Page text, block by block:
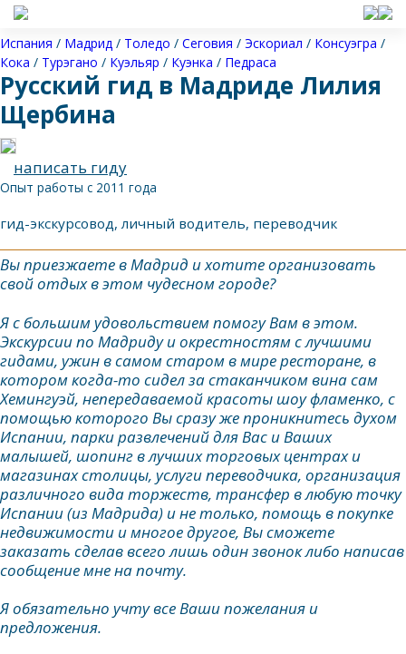
Испания / Мадрид / Толедо / Сеговия / Эскориал / Консуэгра /
Кока / Турэгано / Куэльяр / Куэнка / Педраса
Русский гид в Мадриде Лилия
Щербина
написать гиду
Опыт работы с 2011 года
гид-экскурсовод, личный водитель, переводчик
Вы приезжаете в Мадрид и хотите организовать
свой отдых в этом чудесном городе?
Я с большим удовольствием помогу Вам в этом.
Экскурсии по Мадриду и окрестностям с лучшими
гидами, ужин в самом старом в мире ресторане, в
котором когда-то сидел за стаканчиком вина сам
Хемингуэй, непередаваемой красоты шоу фламенко, с
помощью которого Вы сразу же проникнитесь духом
Испании, парки развлечений для Вас и Ваших
малышей, шопинг в лучших торговых центрах и
магазинах столицы, услуги переводчика, организация
различного вида торжеств, трансфер в любую точку
Испании (из Мадрида) и не только, помощь в покупке
недвижимости и многое другое, Вы сможете
заказать сделав всего лишь один звонок либо написав
сообщение мне на почту.
Я обязательно учту все Ваши пожелания и
предложения.